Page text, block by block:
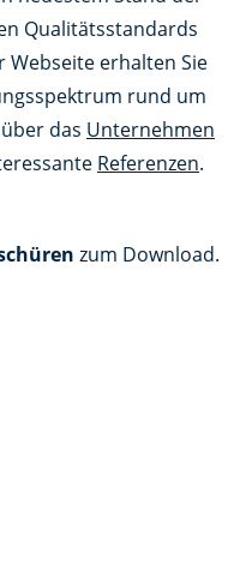
Qualitätsstandards
erhalten Sie
rund um
das Unternehmen
Referenzen.
zum Download.